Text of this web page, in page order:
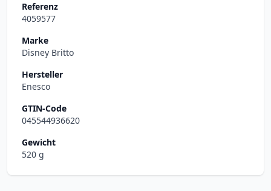
Referenz
4059577
Marke
Disney Britto
Hersteller
Enesco
GTIN-Code
045544936620
Gewicht
520 g